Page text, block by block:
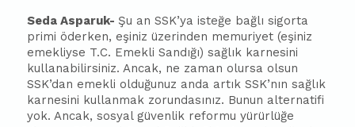
Seda Asparuk- Şu an SSK’ya isteğe bağlı sigorta
primi öderken, eşiniz üzerinden memuriyet (eşiniz
emekliyse T.C. Emekli Sandığı) sağlık karnesini
kullanabilirsiniz. Ancak, ne zaman olursa olsun
SSK’dan emekli olduğunuz anda artık SSK’nın sağlık
karnesini kullanmak zorundasınız. Bunun alternatifi
yok. Ancak, sosyal güvenlik reformu yürürlüğe